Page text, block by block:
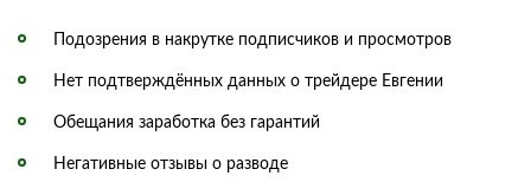
Подозрения в накрутке подписчиков и просмотров
Нет подтверждённых данных о трейдере Евгении
Обещания заработка без гарантий
Негативные отзывы о разводе